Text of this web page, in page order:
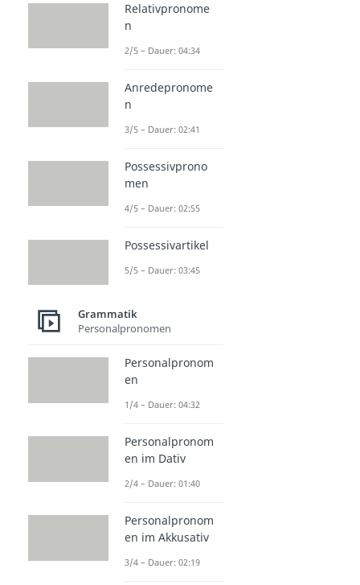
Relativpronome
n
2/5 – Dauer: 04:34
Anredepronome
n
3/5 – Dauer: 02:41
Possessivprono
men
4/5 – Dauer: 02:55
Possessivartikel
5/5 – Dauer: 03:45
Grammatik
Personalpronomen
Personalpronom
en
1/4 – Dauer: 04:32
Personalpronom
en im Dativ
2/4 – Dauer: 01:40
Personalpronom
en im Akkusativ
3/4 – Dauer: 02:19